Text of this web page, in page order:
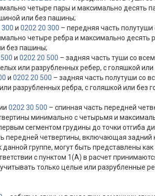
четыре пары и максимально десять
или без пашины;
300 и 0202 20 300 – передняя часть
четыре ребра и максимально
без пашины;
и 0202 20 500 – задняя часть туши со
или разрубленных ребер, с голяшкой
и 0202 20 500 – задняя часть полутуши со
разрубленных ребра, с голяшкой или без
0202 30 500 – спинная часть передней
минимально с четырьмя и
сегментом грудины до точки отгиба
передней четвертины, включающая задний
группе, могут быть представлены как
с пунктом 1(А) в расчет
только целые или разрубленные